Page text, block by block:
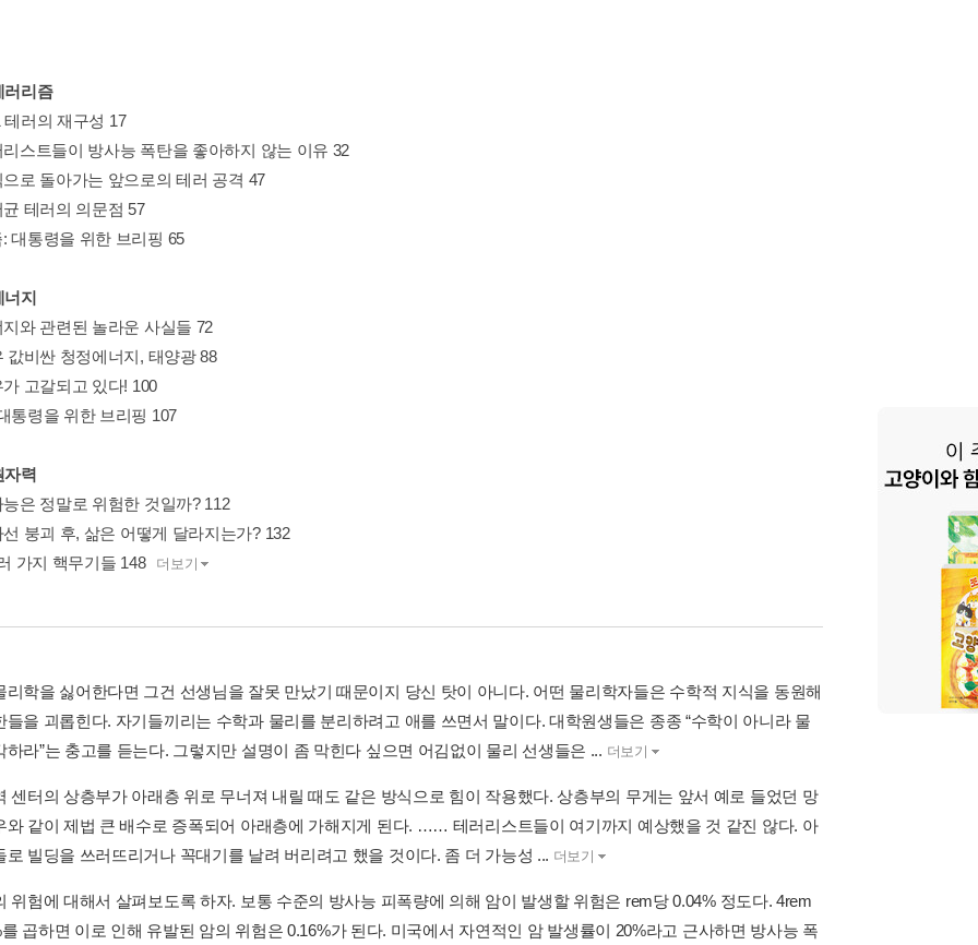
러리즘
테러의 재구성 17
스트들이 방사능 폭탄을 좋아하지 않는 이유 32
로 돌아가는 앞으로의 테러 공격 47
테러의 의문점 57
대통령을 위한 브리핑 65
너지
와 관련된 놀라운 사실들 72
값비싼 청정에너지, 태양광 88
고갈되고 있다! 100
통령을 위한 브리핑 107
자력
은 정말로 위험한 것일까? 112
붕괴 후, 삶은 어떻게 달라지는가? 132
가지 핵무기들 148
더보기
리학을 싫어한다면 그건 선생님을 잘못 만났기 때문이지 당신 탓이 아니다. 어떤 물리학자들은 수학적 지식을 동원해
들을 괴롭힌다. 자기들끼리는 수학과 물리를 분리하려고 애를 쓰면서 말이다. 대학원생들은 종종 “수학이 아니라 물
하라”는 충고를 듣는다. 그렇지만 설명이 좀 막힌다 싶으면 어김없이 물리 선생들은 ... 더보기
센터의 상층부가 아래층 위로 무너져 내릴 때도 같은 방식으로 힘이 작용했다. 상층부의 무게는 앞서 예로 들었던 망
와 같이 제법 큰 배수로 증폭되어 아래층에 가해지게 된다. …… 테러리스트들이 여기까지 예상했을 것 같진 않다. 아
로 빌딩을 쓰러뜨리거나 꼭대기를 날려 버리려고 했을 것이다. 좀 더 가능성 ... 더보기
위험에 대해서 살펴보도록 하자. 보통 수준의 방사능 피폭량에 의해 암이 발생할 위험은 rem당 0.04% 정도다. 4rem
곱하면 이로 인해 유발된 암의 위험은 0.16%가 된다. 미국에서 자연적인 암 발생률이 20%라고 근사하면 방사능 폭